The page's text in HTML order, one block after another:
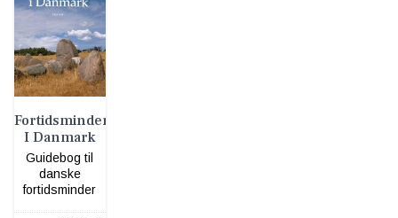
Fortidsminder
I Danmark
Guidebog til
danske
fortidsminder